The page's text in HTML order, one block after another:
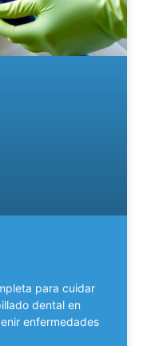
para cuidar
dental en
enfermedades